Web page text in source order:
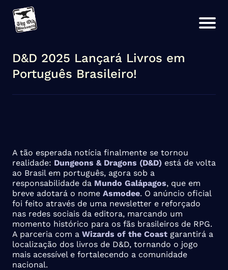
D&D 2025 Lançará Livros em
Português Brasileiro!
A tão esperada notícia finalmente se tornou
realidade: Dungeons & Dragons (D&D) está de volta
ao Brasil em português, agora sob a
responsabilidade da Mundo Galápagos, que em
breve adotará o nome Asmodee. O anúncio oficial
foi feito através de uma newsletter e reforçado
nas redes sociais da editora, marcando um
momento histórico para os fãs brasileiros de RPG.
A parceria com a Wizards of the Coast garantirá a
localização dos livros de D&D, tornando o jogo
mais acessível e fortalecendo a comunidade
nacional.